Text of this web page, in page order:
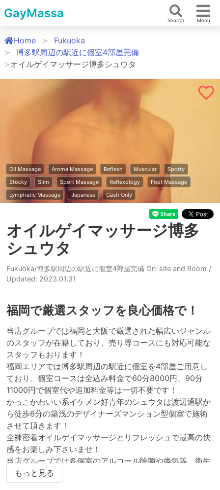
GayMassa
Search Menu
Home
Fukuoka
博多駅周辺の駅近に個室4部屋完備
オイルゲイマッサージ博多シュウタ
Oil Massage Aroma Massage Reflesh Muscular
Sporty
Stocky
Slim Sport Massage Reflexology
Foot Massage
Lymphatic Massage
Japanese Cash Only
オイルゲイマッサージ博多
シュウタ
Fukuoka/博多駅周辺の駅近に個室4部屋完備 On-site and Room /
Updated: 2023.01.31
福岡で厳選スタッフを良心価格で！
当店グループでは福岡と大阪で厳選された幅広いジャンル
のスタッフが在籍しており、売り専コースにも対応可能な
スタッフもおります！
福岡エリアでは博多駅周辺の駅近に個室を4部屋ご用意し
ており、個室コースは全込み料金で60分8000円、90分
11000円で個室代や追加料金等は一切不要です！
かっこかわいい系イケメン好青年のシュウタは渡辺通駅か
ら徒歩6分の築浅のデザイナーズマンション型個室で施術
させて頂きます！
全裸密着オイルゲイマッサージとリフレッシュで最高の快
感をお楽しみ下さいませ！
当店グループでは各個室のアルコール除菌や換気等、衛生
管理の徹底に努めております！ 全ての個室がワンルームタ
イプの独立した完全個室ですので、最初から最後まで厳選
もっと見る